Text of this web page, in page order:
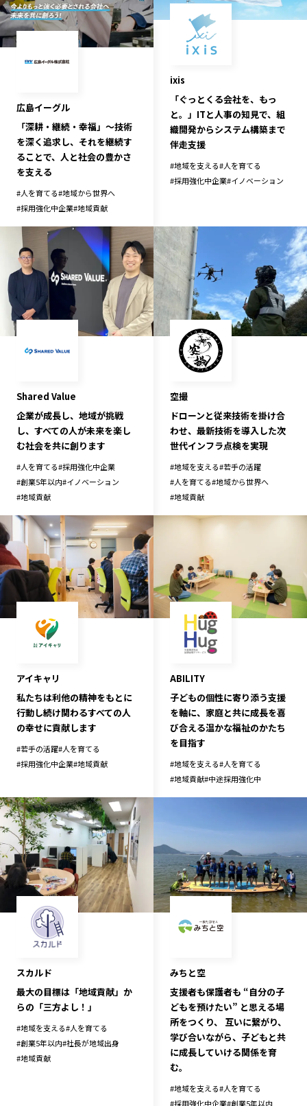
プレスリリース
行政連携記事
MILCプロジェクト
選出企業特別対談
SDGsの先駆者
飲食店
ニッポンの百選大全集
Sporkle
記事ライター
お問い合わせ 会社概要
広島イーグル
「深耕・継続・幸福」～技術
を深く追求し、それを継続す
ることで、人と社会の豊かさ
を支える
#人を育てる#地域から世界へ
#採用強化中企業#地域貢献
ixis
「ぐっとくる会社を、もっ
と。」ITと人事の知見で、組
織開発からシステム構築まで
伴走支援
#地域を支える#人を育てる
#採用強化中企業#イノベーション
Shared Value
企業が成長し、地域が挑戦
し、すべての人が未来を楽し
む社会を共に創ります
#人を育てる#採用強化中企業
#創業5年以内#イノベーション
#地域貢献
空撮
ドローンと従来技術を掛け合
わせ、最新技術を導入した次
世代インフラ点検を実現
#地域を支える#若手の活躍
#人を育てる#地域から世界へ
#地域貢献
アイキャリ
私たちは利他の精神をもとに
行動し続け関わるすべての人
の幸せに貢献します
#若手の活躍#人を育てる
#採用強化中企業#地域貢献
ABILITY
子どもの個性に寄り添う支援
を軸に、家庭と共に成長を喜
び合える温かな福祉のかたち
を目指す
#地域を支える#人を育てる
#地域貢献#中途採用強化中
スカルド
最大の目標は「地域貢献」か
らの「三方よし！」
#地域を支える#人を育てる
#創業5年以内#社長が地域出身
#地域貢献
みちと空
支援者も保護者も “自分の子
どもを預けたい” と思える場
所をつくり、 互いに繋がり、
学び合いながら、子どもと共
に成長していける関係を育
む。
#地域を支える#人を育てる
#採用強化中企業#創業5年以内